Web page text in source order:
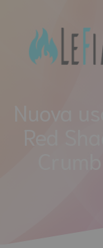
contenuto